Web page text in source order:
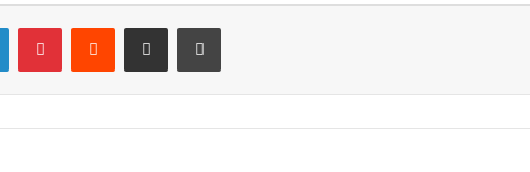
LinkedInPinterestReddit Compartir por correo electrónicoImprimir